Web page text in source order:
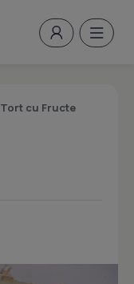
Tort cu Fructe